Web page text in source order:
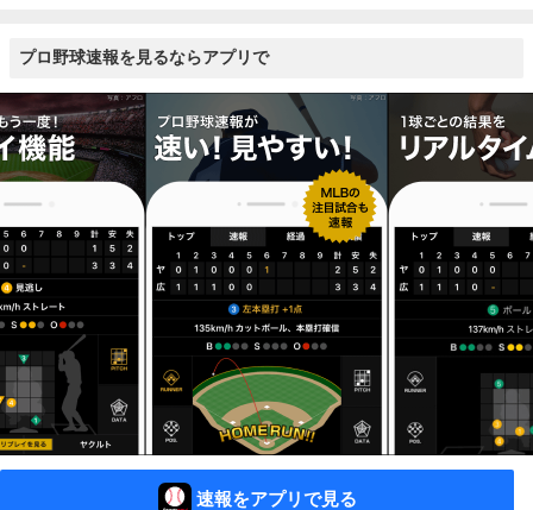
プロ野球速報を見るならアプリで
速報をアプリで見る